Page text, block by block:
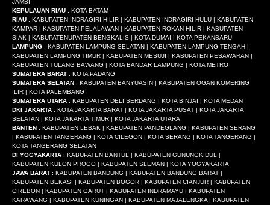
JAMBI
KEPULAUAN RIAU : KOTA BATAM
RIAU : KABUPATEN INDRAGIRI HILIR | KABUPATEN INDRAGIRI HULU | KABUPATEN
KAMPAR | KABUPATEN PELALAWAN | KABUPATEN ROKAN HILIR | KABUPATEN
SIAK | KABUPATENUPATEN BENGKALIS | KOTA DUMAI | KOTA PEKANBARU
LAMPUNG : KABUPATEN LAMPUNG SELATAN | KABUPATEN LAMPUNG TENGAH |
KABUPATEN LAMPUNG TIMUR | KABUPATEN MESUJI | KABUPATEN PESAWARAN |
KABUPATEN TULANG BAWANG | KOTA BANDAR LAMPUNG | KOTA METRO
SUMATERA BARAT : KOTA PADANG
SUMATERA SELATAN : KABUPATEN BANYUASIN | KABUPATEN OGAN KOMERING
ILIR | KOTA PALEMBANG
SUMATERA UTARA : KABUPATEN DELI SERDANG | KOTA BINJAI | KOTA MEDAN
DKI JAKARTA : KOTA JAKARTA BARAT | KOTA JAKARTA PUSAT | KOTA JAKARTA
SELATAN | KOTA JAKARTA TIMUR | KOTA JAKARTA UTARA
BANTEN : KABUPATEN LEBAK | KABUPATEN PANDEGLANG | KABUPATEN SERANG
| KABUPATEN TANGERANG | KOTA CILEGON | KOTA SERANG | KOTA TANGERANG |
KOTA TANGERANG SELATAN
DI YOGYAKARTA : KABUPATEN BANTUL | KABUPATEN GUNUNGKIDUL |
KABUPATEN KULON PROGO | KABUPATEN SLEMAN | KOTA YOGYAKARTA
JAWA BARAT : KABUPATEN BANDUNG | KABUPATEN BANDUNG BARAT |
KABUPATEN BEKASI | KABUPATEN BOGOR | KABUPATEN CIANJUR | KABUPATEN
CIREBON | KABUPATEN GARUT | KABUPATEN INDRAMAYU | KABUPATEN
KARAWANG | KABUPATEN KUNINGAN | KABUPATEN MAJALENGKA | KABUPATEN